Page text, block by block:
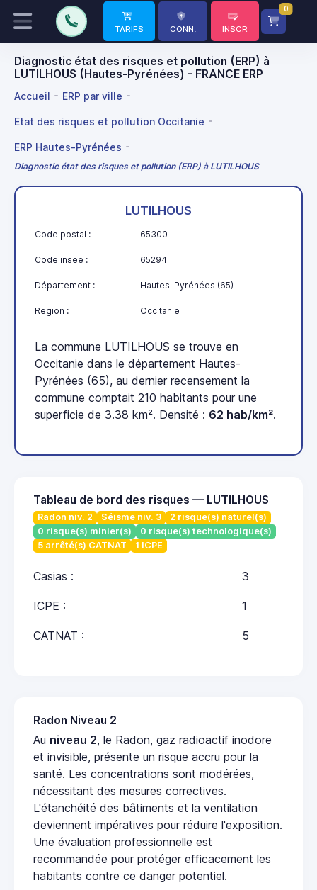
TARIFS CONN. INSCR
0
Diagnostic état des risques et pollution (ERP) à
LUTILHOUS (Hautes-Pyrénées) - FRANCE ERP
Accueil ERP par ville
Etat des risques et pollution Occitanie
ERP Hautes-Pyrénées
Diagnostic état des risques et pollution (ERP) à LUTILHOUS
LUTILHOUS
Code postal : 65300
Code insee : 65294
Département : Hautes-Pyrénées (65)
Region : Occitanie
La commune LUTILHOUS se trouve en
Occitanie dans le département Hautes-
Pyrénées (65), au dernier recensement la
commune comptait 210 habitants pour une
superficie de 3.38 km². Densité : 62 hab/km².
Tableau de bord des risques — LUTILHOUS
Radon niv. 2 Séisme niv. 3
2 risque(s) naturel(s)
0 risque(s) minier(s)
0 risque(s) technologique(s)
5 arrêté(s) CATNAT
1 ICPE
Casias : 3
ICPE : 1
CATNAT : 5
Radon Niveau 2
Au niveau 2, le Radon, gaz radioactif inodore
et invisible, présente un risque accru pour la
santé. Les concentrations sont modérées,
nécessitant des mesures correctives.
L'étanchéité des bâtiments et la ventilation
deviennent impératives pour réduire l'exposition.
Une évaluation professionnelle est
recommandée pour protéger efficacement les
habitants contre ce danger potentiel.